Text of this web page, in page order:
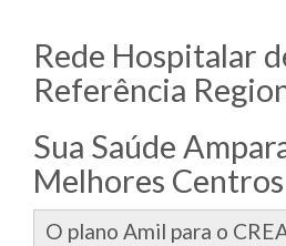
Rede Hospitalar
Referência
Sua Saúde
Melhores
O plano Amil para o